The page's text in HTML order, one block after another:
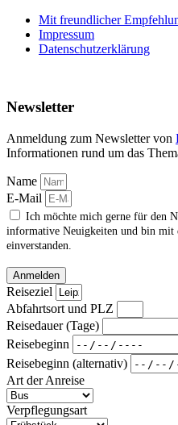
Mit freundlicher
Impressum
Datenschutzerklärung
Newsletter
Anmeldung zum Newsletter von
Informationen rund um das
Name
E-Mail
Ich möchte mich gerne für den
informative Neuigkeiten und bin mit
einverstanden.
Anmelden
Reiseziel
Abfahrtsort und PLZ
Reisedauer (Tage)
Reisebeginn
Reisebeginn (alternativ)
Art der Anreise
Verpflegungsart